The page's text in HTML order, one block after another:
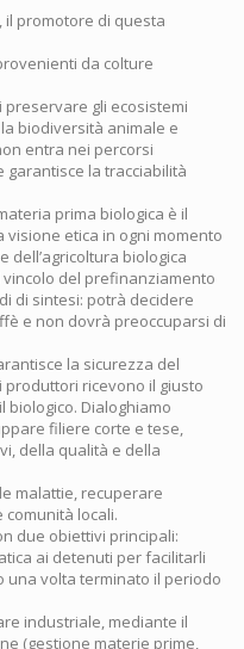
il promotore di questa
da colture
gli ecosistemi
biodiversità animale e
entra nei percorsi
garantisce la tracciabilità
prima biologica è il
etica in ogni momento
dell’agricoltura biologica
del prefinanziamento
di sintesi: potrà decidere
e non dovrà preoccuparsi di
la sicurezza del
ricevono il giusto
biologico. Dialoghiamo
filiere corte e tese,
della qualità e della
malattie, recuperare
locali.
due obiettivi principali:
ai detenuti per facilitarli
una volta terminato il periodo
industriale, mediante il
(gestione materie prime,